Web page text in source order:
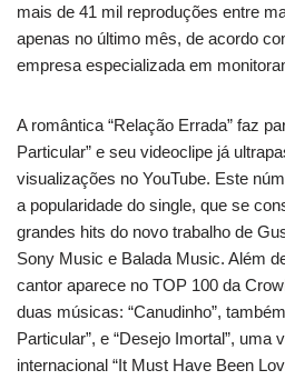
mais de 41 mil reproduções entre
apenas no último mês, de acordo
empresa especializada em
A romântica “Relação Errada” faz
Particular” e seu videoclipe já
visualizações no YouTube. Este
a popularidade do single, que se
grandes hits do novo trabalho de
Sony Music e Balada Music. Além
cantor aparece no TOP 100 da
duas músicas: “Canudinho”,
Particular”, e “Desejo Imortal”, uma
internacional “It Must Have Been